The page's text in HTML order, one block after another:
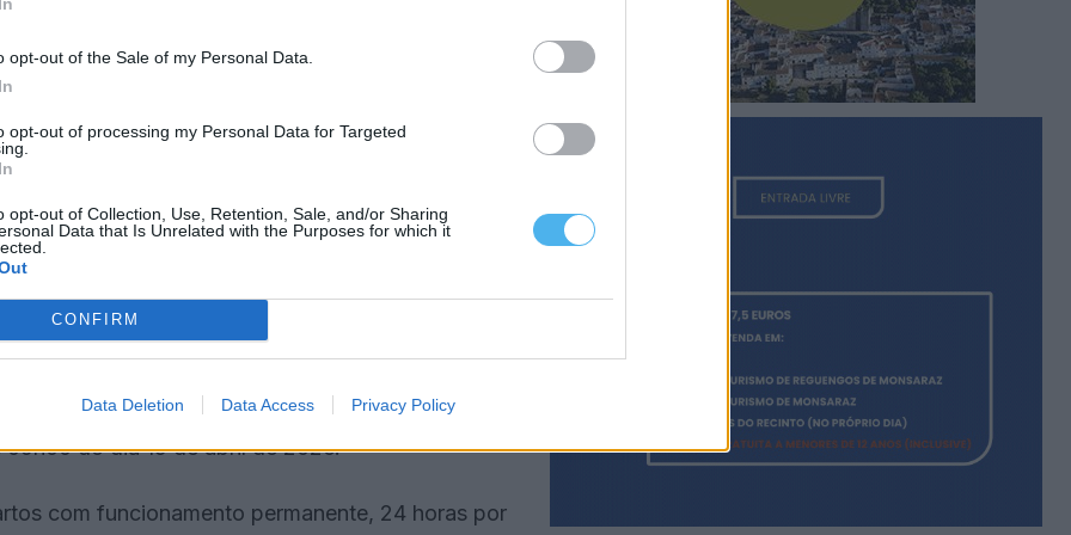
opt-out of the Sale of my Personal Data.
opt-out of processing my Personal Data for Targeted
opt-out of Collection, Use, Retention, Sale, and/or Sharing
Data that Is Unrelated with the Purposes for which it
CONFIRM
Data Deletion Data Access Privacy Policy
em garantir escalas estáveis nas
Almada-Seixal, Arco Ribeirinho e
funcionamento contínuo, evitando
com partilha de recursos humanos e
do dia 15 de abril de 2026.
com funcionamento permanente, 24 horas por